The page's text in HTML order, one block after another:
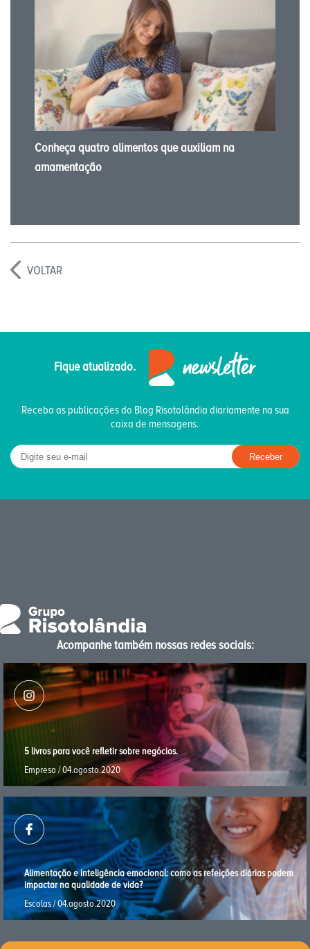
Conheça quatro alimentos que auxiliam na
amamentação
VOLTAR
Fique atualizado.
Receba as publicações do Blog Risotolândia diariamente na sua
caixa de mensagens.
Acompanhe também nossas redes sociais:
5 livros para você reﬂetir sobre negócios.
Empresa / 04.agosto.2020
Alimentação e inteligência emocional: como as refeições diárias podem
impactar na qualidade de vida?
Escolas / 04.agosto.2020